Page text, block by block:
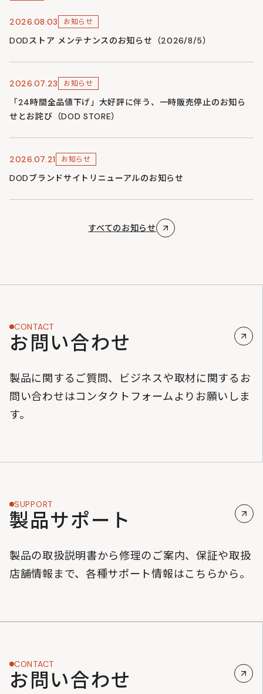
2026.08.03 お知らせ
DODストア メンテナンスのお知らせ（2026/8/5）
2026.07.23 お知らせ
「24時間全品値下げ」大好評に伴う、一時販売停止のお知ら
せとお詫び（DOD STORE）
2026.07.21 お知らせ
DODブランドサイトリニューアルのお知らせ
すべてのお知らせ
CONTACT
お問い合わせ
製品に関するご質問、ビジネスや取材に関するお
問い合わせはコンタクトフォームよりお願いしま
す。
SUPPORT
製品サポート
製品の取扱説明書から修理のご案内、保証や取扱
店舗情報まで、各種サポート情報はこちらから。
CONTACT
お問い合わせ